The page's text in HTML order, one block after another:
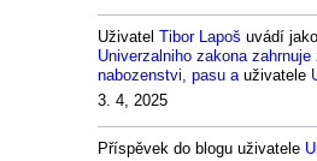
Uživatel Tibor Lapoš uvádí
Univerzalniho zakona
nabozenstvi, pasu auživatele
3. 4, 2025
Příspěvek do blogu uživatele